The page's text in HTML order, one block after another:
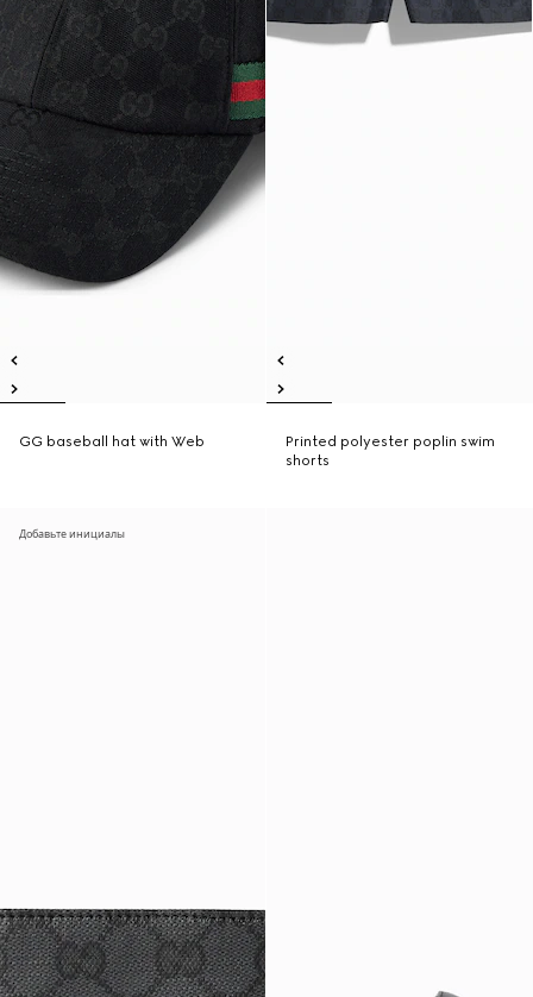
GG baseball hat with Web
Printed polyester poplin swim
shorts
Добавьте инициалы